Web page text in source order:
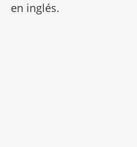
en inglés.